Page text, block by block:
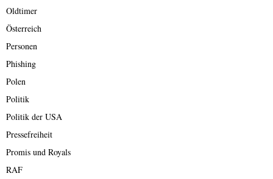
Oldtimer
Österreich
Personen
Phishing
Polen
Politik
Politik der USA
Pressefreiheit
Promis und Royals
RAF